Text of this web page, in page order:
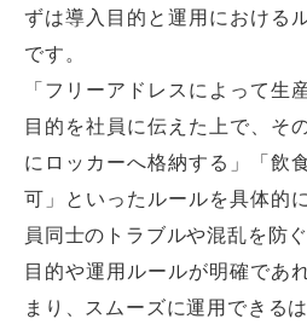
ずは導入目的と運用における
です。
「フリーアドレスによって生
目的を社員に伝えた上で、そ
にロッカーへ格納する」「飲
可」といったルールを具体的
員同士のトラブルや混乱を防
目的や運用ルールが明確であ
まり、スムーズに運用できるは